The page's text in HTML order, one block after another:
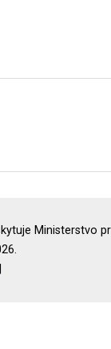
Ministerstvo